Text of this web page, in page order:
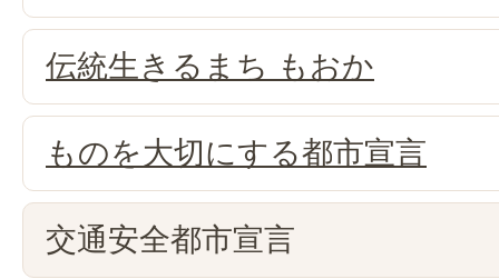
伝統生きるまち もおか
ものを大切にする都市宣言
交通安全都市宣言